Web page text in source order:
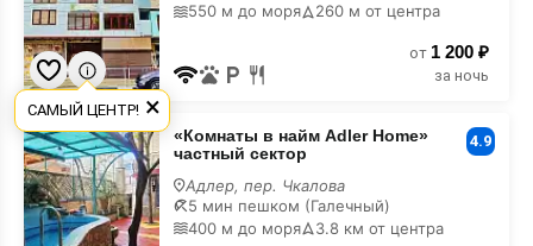
550 м до моря
260 м от центра
от 1 200 ₽
за ночь
«Комнаты
в
найм
Adler
Home»
частный
сектор
«Комнаты в найм Adler Home»
частный сектор
4.9
Адлер, пер. Чкалова
5 мин пешком (Галечный)
400 м до моря
3.8 км от центра
×
САМЫЙ ЦЕНТР!